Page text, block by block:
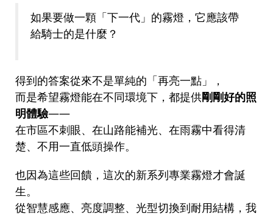
如果要做一顆「下一代」的霧燈，它應該帶
給騎士的是什麼？
得到的答案從來不是單純的「再亮一點」，
而是希望霧燈能在不同環境下，都提供剛剛好的照
明體驗——
在市區不刺眼、在山路能補光、在雨霧中看得清
楚、不用一直低頭操作。
也因為這些回饋，這次的新系列專業霧燈才會誕
生。
從智慧感應、亮度調整、光型切換到耐用結構，我